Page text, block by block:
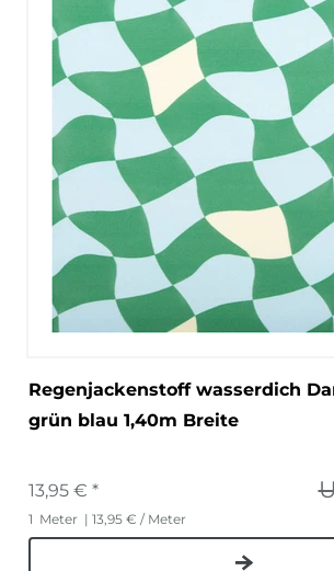
Regenjackenstoff wasserdich
grün blau 1,40m Breite
13,95 € *
1 Meter | 13,95 € / Meter